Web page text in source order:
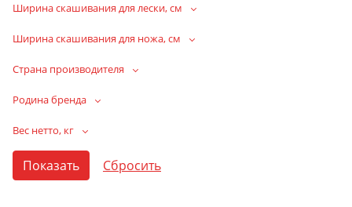
Ширина скашивания для лески, см
Ширина скашивания для ножа, см
Страна производителя
Родина бренда
Вес нетто, кг